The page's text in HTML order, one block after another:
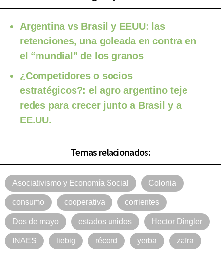
Argentina vs Brasil y EEUU: las
retenciones, una goleada en contra en
el “mundial” de los granos
¿Competidores o socios
estratégicos?: el agro argentino teje
redes para crecer junto a Brasil y a
EE.UU.
Temas relacionados:
Asociativismo y Economía Social Colonia
consumo cooperativa corrientes
Dos de mayo estados unidos Hector Dingler
INAES liebig récord yerba zafra